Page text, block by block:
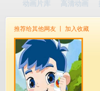
动画片库 高清动画
推荐给其他网友 加入收藏